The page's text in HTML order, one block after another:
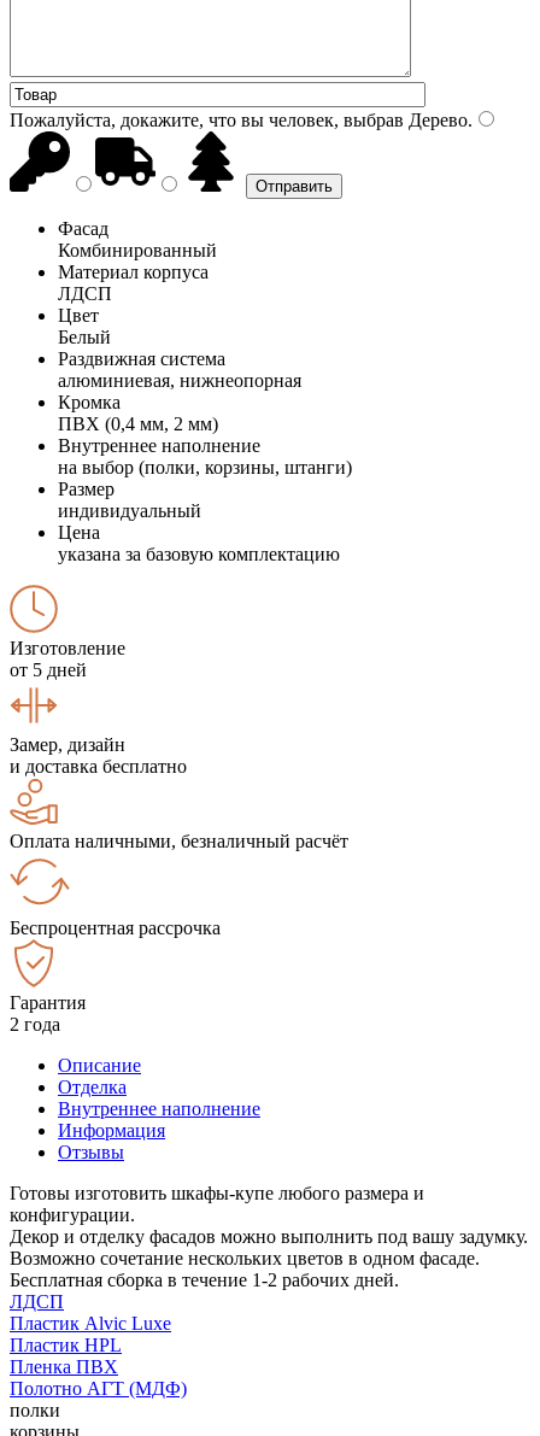
Пожалуйста, докажите, что вы человек, выбрав Дерево.
Фасад
Комбинированный
Материал корпуса
ЛДСП
Цвет
Белый
Раздвижная система
алюминиевая, нижнеопорная
Кромка
ПВХ (0,4 мм, 2 мм)
Внутреннее наполнение
на выбор (полки, корзины, штанги)
Размер
индивидуальный
Цена
указана за базовую комплектацию
Изготовление
от 5 дней
Замер, дизайн
и доставка бесплатно
Оплата наличными, безналичный расчёт
Беспроцентная рассрочка
Гарантия
2 года
Описание
Отделка
Внутреннее наполнение
Информация
Отзывы
Готовы изготовить шкафы-купе любого размера и
конфигурации.
Декор и отделку фасадов можно выполнить под вашу задумку.
Возможно сочетание нескольких цветов в одном фасаде.
Бесплатная сборка в течение 1-2 рабочих дней.
ЛДСП
Пластик Alvic Luxe
Пластик HPL
Пленка ПВХ
Полотно АГТ (МДФ)
полки
корзины